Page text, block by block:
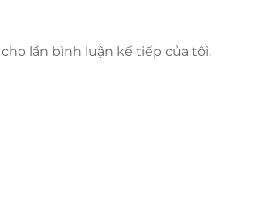
lần bình luận kế tiếp của tôi.